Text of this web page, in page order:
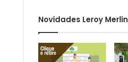
Novidades Leroy Merlin